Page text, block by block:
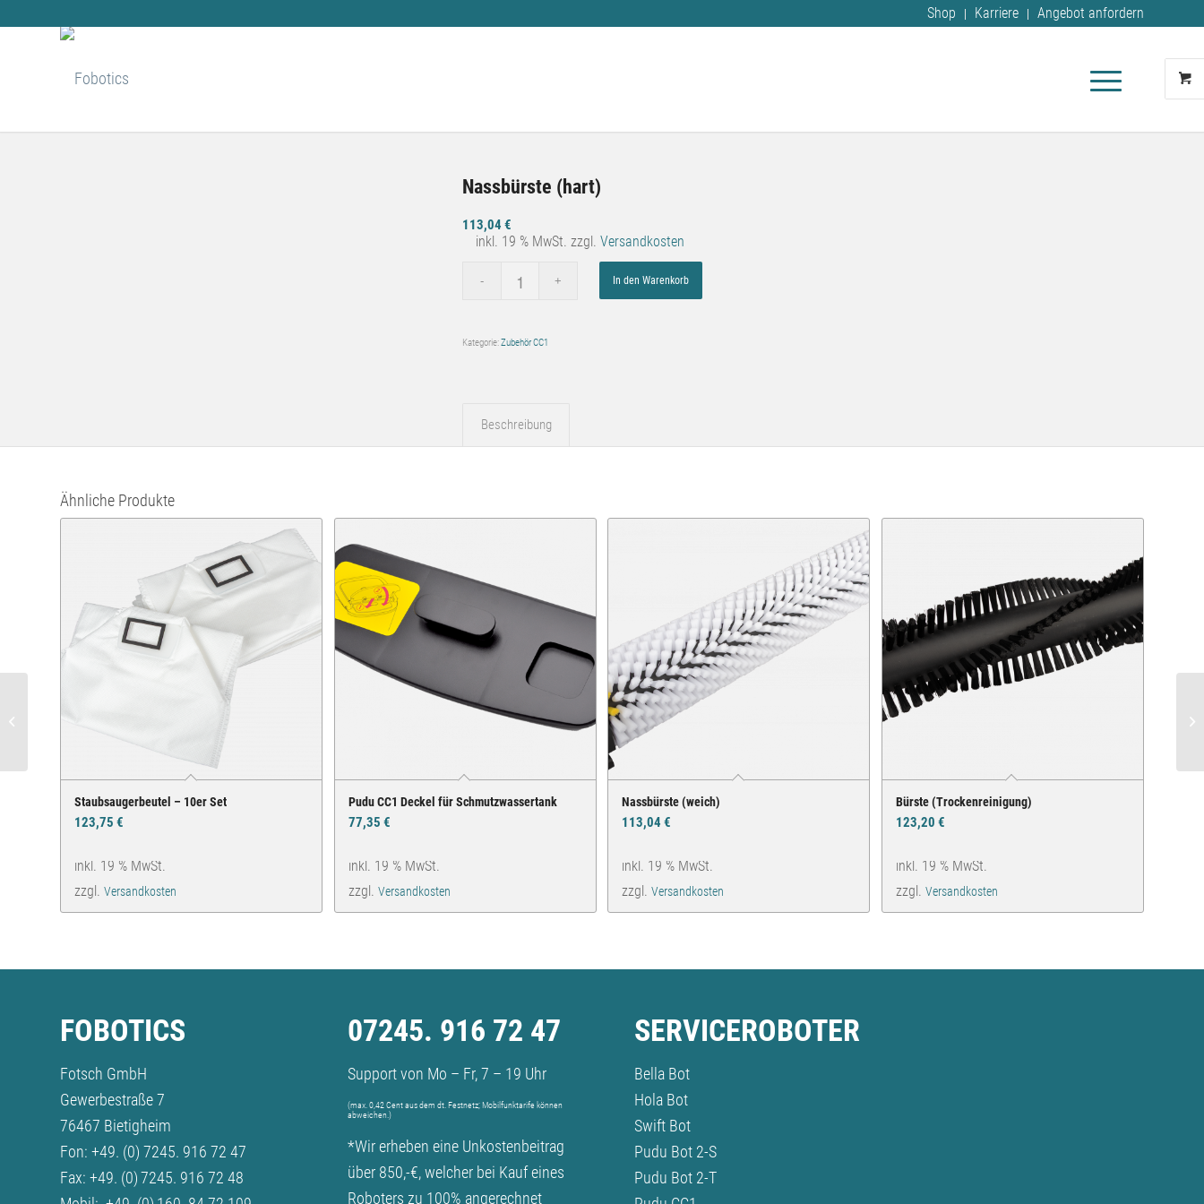
Shop Karriere Angebot anfordern
Nassbürste (hart)
113,04€
inkl. 19 % MwSt. zzgl.Versandkosten
In den Warenkorb
Kategorie:Zubehör CC1
Beschreibung
Ähnliche Produkte
Staubsaugerbeutel – 10er Set
123,75 €
inkl. 19 % MwSt.
zzgl. Versandkosten
Pudu CC1 Deckel für Schmutzwassertank
77,35 €
inkl. 19 % MwSt.
zzgl. Versandkosten
Nassbürste (weich)
113,04€
inkl. 19 % MwSt.
zzgl.Versandkosten
Bürste (Trockenreinigung)
123,20 €
inkl. 19 % MwSt.
zzgl. Versandkosten
FOBOTICS
Fotsch GmbH
Gewerbestraße 7
76467 Bietigheim
Fon: +49. (0) 7245. 916 72 47
Fax: +49. (0) 7245. 916 72 48
07245. 916 72 47
Support von Mo – Fr, 7 – 19 Uhr
(max. 0,42 Cent aus dem dt. Festnetz; Mobilfunktarife können
abweichen.)
*Wir erheben eine Unkostenbeitrag
über 850,-€, welcher bei Kauf eines
Roboters zu 100% angerechnet
SERVICEROBOTER
Bella Bot
Hola Bot
Swift Bot
Pudu Bot 2-S
Pudu Bot 2-T